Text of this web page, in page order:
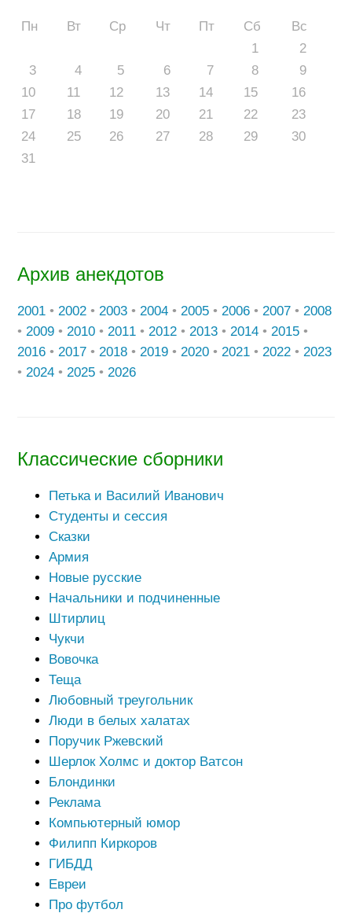
Пн Вт Ср Чт Пт Сб
Вс
1
2
3
4 5 6 7 8
9
10
11 12 13 14 15
16
17
18 19 20 21 22
23
24
25 26 27 28 29
30
31
Архив анекдотов
2001 • 2002 • 2003 • 2004 • 2005 • 2006 • 2007 • 2008
• 2009 • 2010 • 2011 • 2012 • 2013 • 2014 • 2015 •
2016 • 2017 • 2018 • 2019 • 2020 • 2021 • 2022 • 2023
• 2024 • 2025 • 2026
Классические сборники
Петька и Василий Иванович
Студенты и сессия
Сказки
Армия
Новые русские
Начальники и подчиненные
Штирлиц
Чукчи
Вовочка
Теща
Любовный треугольник
Люди в белых халатах
Поручик Ржевский
Шерлок Холмс и доктор Ватсон
Блондинки
Реклама
Компьютерный юмор
Филипп Киркоров
ГИБДД
Евреи
Про футбол